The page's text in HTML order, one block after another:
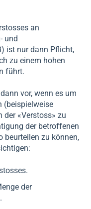
an
und
) ist nur dann Pflicht,
zu einem hohen
führt.
vor, wenn es um
(beispielweise
der «Verstoss» zu
der betroffenen
beurteilen zu können,
der